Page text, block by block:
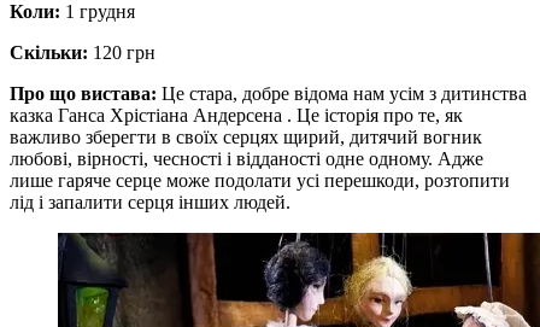
Коли: 1 грудня
Скільки: 120 грн
Про що вистава: Це стара, добре відома нам усім з дитинства
казка Ганса Хрістіана Андерсена . Це історія про те, як
важливо зберегти в своїх серцях щирий, дитячий вогник
любові, вірності, чесності і відданості одне одному. Адже
лише гаряче серце може подолати усі перешкоди, розтопити
лід і запалити серця інших людей.